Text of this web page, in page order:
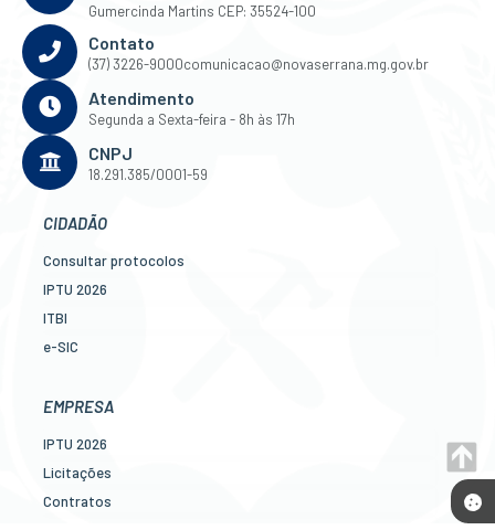
Gumercinda Martins CEP: 35524-100
Contato
(37) 3226-9000comunicacao@novaserrana.mg.gov.br
Atendimento
Segunda a Sexta-feira - 8h às 17h
CNPJ
18.291.385/0001-59
CIDADÃO
Consultar protocolos
IPTU 2026
ITBI
e-SIC
Legislação
EMPRESA
IPTU 2026
Licitações
Contratos